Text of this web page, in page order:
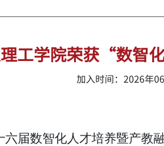
工学院荣获“数智
加入时间：2026年
六届数智化人才培养暨产教